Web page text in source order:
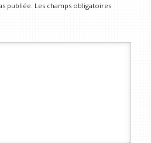
publiée. Les champs obligatoires